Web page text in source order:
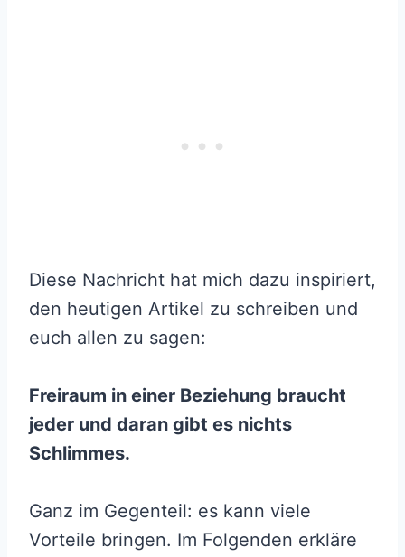
Diese Nachricht hat mich dazu inspiriert,
den heutigen Artikel zu schreiben und
euch allen zu sagen:
Freiraum in einer Beziehung braucht
jeder und daran gibt es nichts
Schlimmes.
Ganz im Gegenteil: es kann viele
Vorteile bringen. Im Folgenden erkläre